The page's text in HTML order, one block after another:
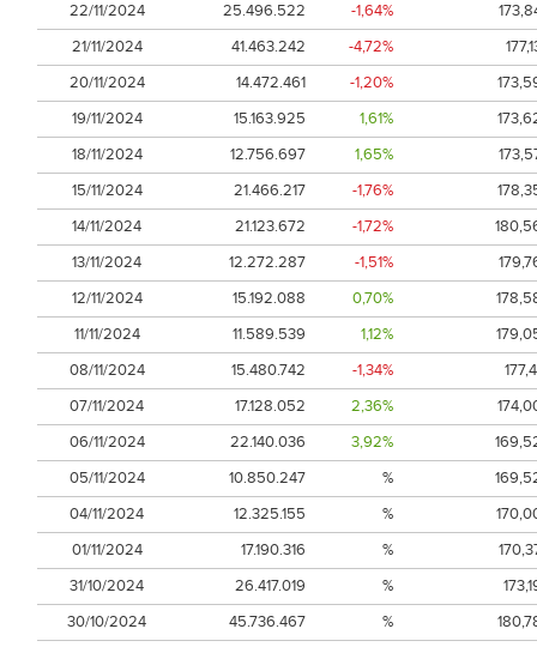
22/11/2024
25.496.522 -1,64%
21/11/2024
41.463.242 -4,72%
20/11/2024
14.472.461 -1,20%
19/11/2024
15.163.925 1,61%
18/11/2024
12.756.697 1,65%
15/11/2024
21.466.217 -1,76%
14/11/2024
21.123.672 -1,72%
13/11/2024
12.272.287 -1,51%
12/11/2024
15.192.088 0,70%
11/11/2024
11.589.539 1,12%
08/11/2024
15.480.742 -1,34%
07/11/2024
17.128.052 2,36%
06/11/2024
22.140.036 3,92%
05/11/2024
10.850.247 %
04/11/2024
12.325.155 %
01/11/2024
17.190.316 %
31/10/2024
26.417.019 %
30/10/2024
45.736.467 %